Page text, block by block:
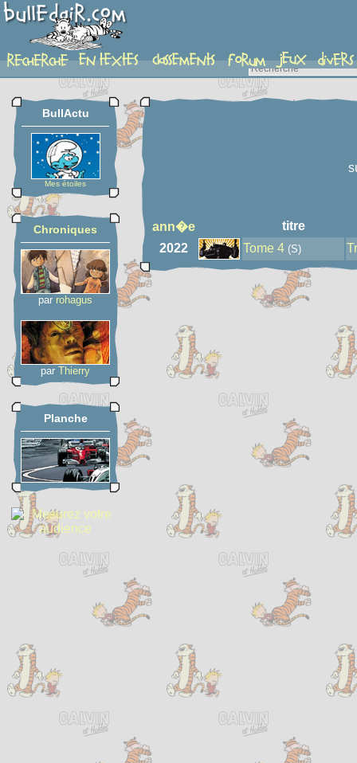
auteur
BullActu
Mes étoiles
Chroniques
par rohagus
par Thierry
Planche
ann�e
titre
2022
Tome 4 (S)